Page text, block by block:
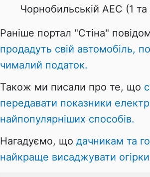
Чорнобильській АЕС (1 та
Раніше портал "Стіна"
продадуть свій автомобіль,
чималий податок.
Також ми писали про те, що
передавати показники
найпопулярніших способів.
Нагадуємо, що дачникам та
найкраще висаджувати